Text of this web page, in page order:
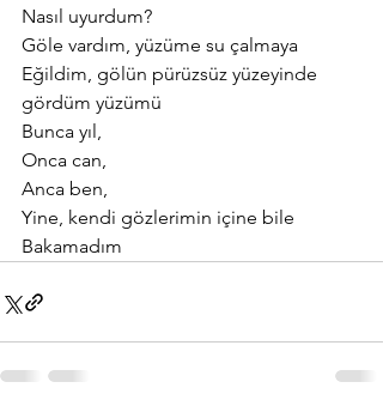
Nasıl uyurdum?
Göle vardım, yüzüme su çalmaya
Eğildim, gölün pürüzsüz yüzeyinde
gördüm yüzümü
Bunca yıl,
Onca can,
Anca ben,
Yine, kendi gözlerimin içine bile
Bakamadım